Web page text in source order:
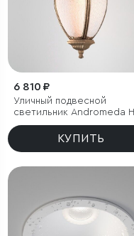
6 810 ₽
Уличный подвесной
светильник Andromeda H
черное золото IP44
КУПИТЬ